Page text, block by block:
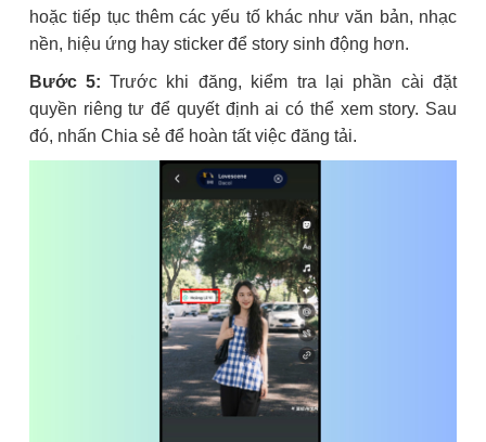
hoặc tiếp tục thêm các yếu tố khác như văn bản, nhạc
nền, hiệu ứng hay sticker để story sinh động hơn.
Bước 5: Trước khi đăng, kiểm tra lại phần cài đặt
quyền riêng tư để quyết định ai có thể xem story. Sau
đó, nhấn Chia sẻ để hoàn tất việc đăng tải.